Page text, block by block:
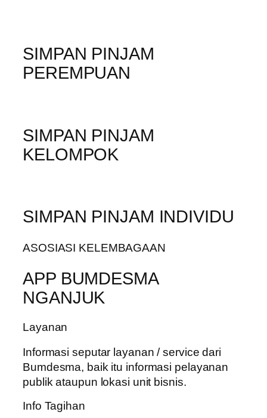
SIMPAN PINJAM
PEREMPUAN
SIMPAN PINJAM
KELOMPOK
SIMPAN PINJAM INDIVIDU
ASOSIASI KELEMBAGAAN
APP BUMDESMA
NGANJUK
Layanan
Informasi seputar layanan / service dari
Bumdesma, baik itu informasi pelayanan
publik ataupun lokasi unit bisnis.
Info Tagihan